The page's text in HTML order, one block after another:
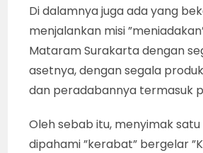
Di dalamnya juga ada yang
menjalankan misi
Mataram Surakarta dengan
asetnya, dengan segala
dan peradabannya termasuk
Oleh sebab itu, menyimak
dipahami ”kerabat” bergelar